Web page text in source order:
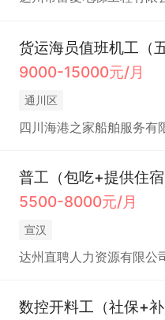
9000-15000元/月
通川区
四川海港之家船舶服务有
普工（包吃+提供住
5500-8000元/月
宣汉
达州直聘人力资源有限公
数控开料工（社保+补